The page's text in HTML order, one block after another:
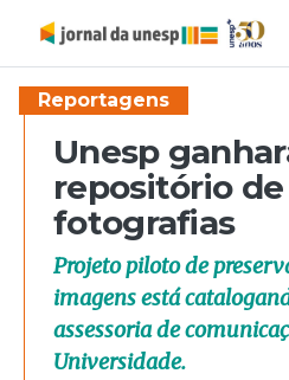
Reportagens
Unesp
repositório de
fotografias
Projeto piloto de
imagens está
assessoria de
Universidade.